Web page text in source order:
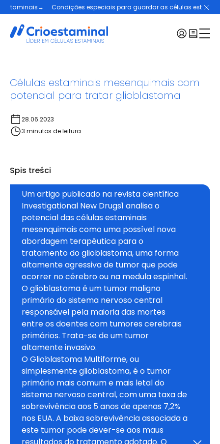
→ Condições especiais para guardar as células estaminais→
Células estaminais
Crioestaminal
Planos e Preços
Pedir kit
Selecionar uma região
Células estaminais mesenquimais com
potencial para tratar glioblastoma
28.06.2023
3 minutos de leitura
Spis treści
Um artigo publicado na revista científica
Investigational New Drugs1 analisa o
potencial das células estaminais
mesenquimais como uma possível nova
abordagem terapêutica para o
tratamento do glioblastoma, uma forma
altamente agressiva de tumor que pode
ocorrer no cérebro ou na medula espinhal.
O glioblastoma é um tumor maligno
primário do sistema nervoso central
responsável pela maioria das mortes
entre os doentes com tumores cerebrais
primários. Trata-se de um tumor
altamente invasivo.
O Glioblastoma Multiforme, ou
simplesmente glioblastoma, é o tumor
primário mais comum e mais letal do
sistema nervoso central, com uma taxa de
sobrevivência aos 5 anos de apenas 7,2%
nos EUA. A baixa sobrevivência associada a
este tumor pode dever-se aos maus